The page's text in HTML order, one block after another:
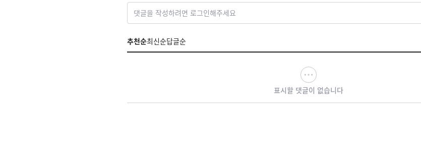
댓글을 작성하려면 로그인해주세요
추천순최신순답글순
표시할 댓글이 없습니다